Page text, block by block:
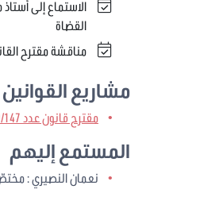
القضاة
مناقشة مقترح القانون عدد 2020/147 المتعلق بتعليق الآجال خلال فترة
مشاريع القوانين
مقترح قانون عدد 2020/147
المستمع إليهم
نعمان النصيري :